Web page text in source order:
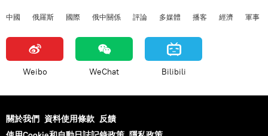
中國 俄羅斯 國際 俄中關係 評論 多媒體 播客 經濟 軍事
Weibo WeChat Bilibili
關於我們 資料使用條款 反饋